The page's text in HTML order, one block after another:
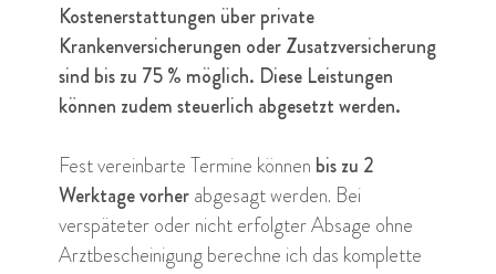
Kostenerstattungen über private
Krankenversicherungen oder Zusatzversicherung
sind bis zu 75 % möglich. Diese Leistungen
können zudem steuerlich abgesetzt werden.
Fest vereinbarte Termine können bis zu 2
Werktage vorherabgesagt werden. Bei
verspäteter oder nicht erfolgter Absage ohne
Arztbescheinigung berechne ich das komplette